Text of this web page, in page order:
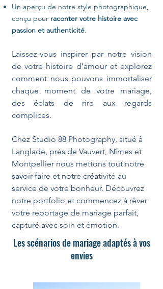
Un aperçu de notre style photographique,
conçu pour raconter votre histoire avec
passion et authenticité.
Laissez-vous inspirer par notre vision
de votre histoire d’amour et explorez
comment nous pouvons immortaliser
chaque moment de votre mariage,
des éclats de rire aux regards
complices.
Chez Studio 88 Photography, situé à
Langlade, près de Vauvert, Nîmes et
Montpellier nous mettons tout notre
savoir-faire et notre créativité au
service de votre bonheur. Découvrez
notre portfolio et commencez à rêver
votre reportage de mariage parfait,
capturé avec soin et émotion.
Les scénarios de mariage adaptés à vos
envies